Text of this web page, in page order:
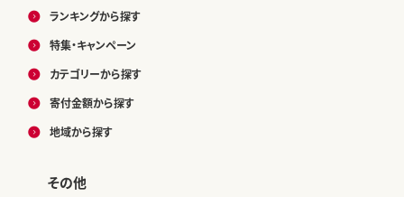
ランキングから探す
特集・キャンペーン
カテゴリーから探す
寄付金額から探す
地域から探す
その他